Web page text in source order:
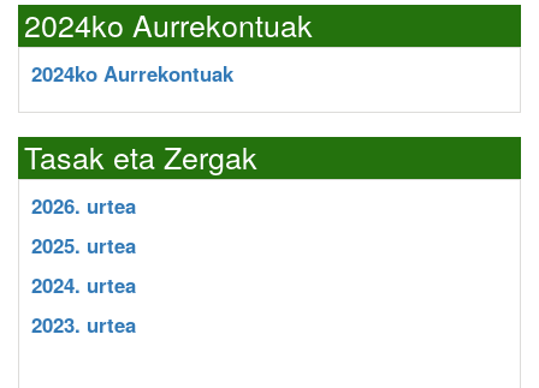
2024ko Aurrekontuak
2024ko Aurrekontuak
Tasak eta Zergak
2026. urtea
2025. urtea
2024. urtea
2023. urtea